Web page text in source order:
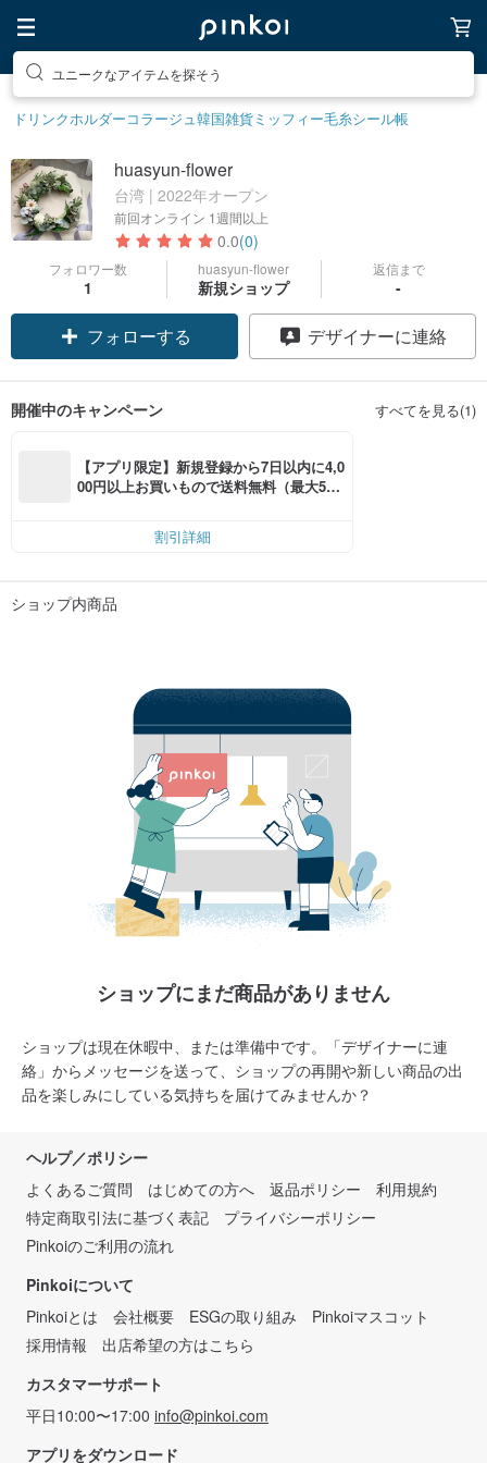
ユニークなアイテムを探そう
ドリンクホルダーコラージュ韓国雑貨ミッフィー毛糸シール帳
huasyun-flower
台湾 | 2022年オープン
前回オンライン 1週間以上
0.0(0)
フォロワー数
1
huasyun-flower
新規ショップ
返信まで
-
フォローする デザイナーに連絡
開催中のキャンペーン すべてを見る(1)
【アプリ限定】新規登録から7日以内に4,0
00円以上お買いもので送料無料（最大500
割引詳細
ショップ内商品
ショップにまだ商品がありません
ショップは現在休暇中、または準備中です。「デザイナーに連
絡」からメッセージを送って、ショップの再開や新しい商品の出
品を楽しみにしている気持ちを届けてみませんか？
ヘルプ／ポリシー
よくあるご質問
はじめての方へ 返品ポリシー
利用規約
特定商取引法に基づく表記
プライバシーポリシー
Pinkoiのご利用の流れ
Pinkoiについて
Pinkoiとは
会社概要 ESGの取り組み
Pinkoiマスコット
採用情報
出店希望の方はこちら
カスタマーサポート
平日10:00〜17:00 info@pinkoi.com
アプリをダウンロード